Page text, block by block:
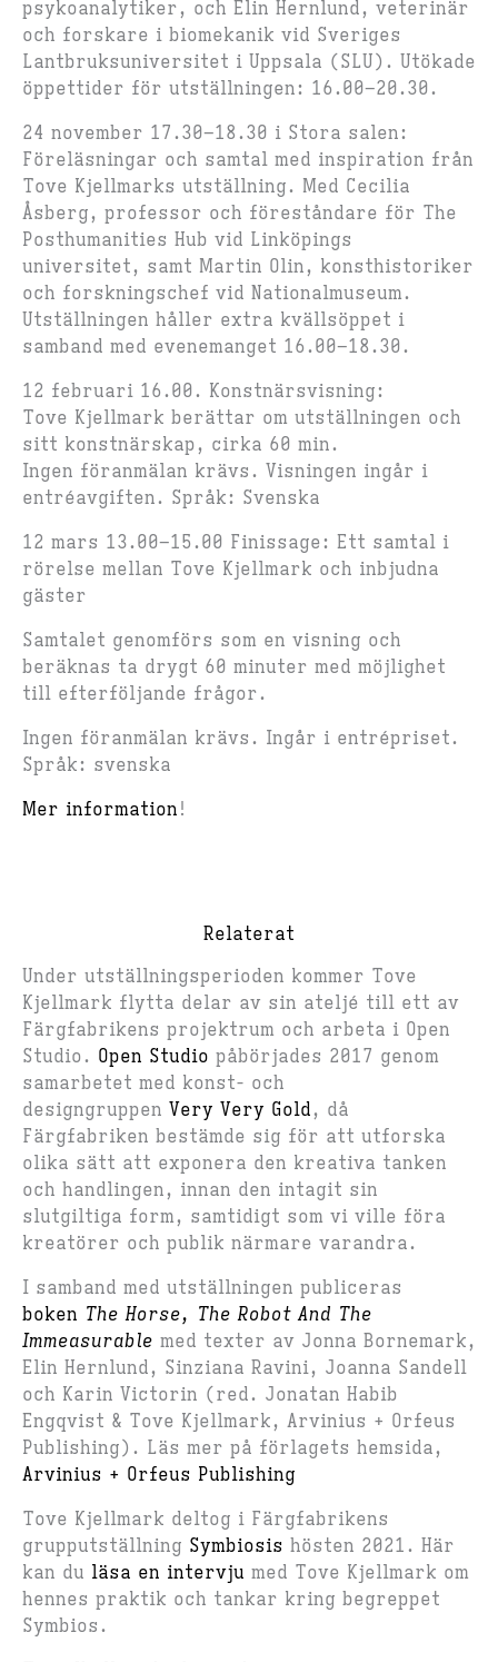
psykoanalytiker, och Elin Hernlund, veterinär
och forskare i biomekanik vid Sveriges
Lantbruksuniversitet i Uppsala (SLU). Utökade
öppettider för utställningen: 16.00–20.30.
24 november 17.30–18.30 i Stora salen:
Föreläsningar och samtal med inspiration från
Tove Kjellmarks utställning. Med Cecilia
Åsberg, professor och föreståndare för The
Posthumanities Hub vid Linköpings
universitet, samt Martin Olin, konsthistoriker
och forskningschef vid Nationalmuseum.
Utställningen håller extra kvällsöppet i
samband med evenemanget 16.00–18.30.
12 februari 16.00. Konstnärsvisning:
Tove Kjellmark berättar om utställningen och
sitt konstnärskap, cirka 60 min.
Ingen föranmälan krävs. Visningen ingår i
entréavgiften. Språk: Svenska
12 mars 13.00–15.00 Finissage: Ett samtal i
rörelse mellan Tove Kjellmark och inbjudna
gäster
Samtalet genomförs som en visning och
beräknas ta drygt 60 minuter med möjlighet
till efterföljande frågor.
Ingen föranmälan krävs. Ingår i entrépriset.
Språk: svenska
Mer information !
Relaterat
Under utställningsperioden kommer Tove
Kjellmark flytta delar av sin ateljé till ett av
Färgfabrikens projektrum och arbeta i Open
Studio. Open Studio påbörjades 2017 genom
samarbetet med konst- och
designgruppen Very Very Gold, då
Färgfabriken bestämde sig för att utforska
olika sätt att exponera den kreativa tanken
och handlingen, innan den intagit sin
slutgiltiga form, samtidigt som vi ville föra
kreatörer och publik närmare varandra.
I samband med utställningen publiceras
boken The Horse, The Robot And The
Immeasurable med texter av Jonna Bornemark,
Elin Hernlund, Sinziana Ravini, Joanna Sandell
och Karin Victorin (red. Jonatan Habib
Engqvist & Tove Kjellmark, Arvinius + Orfeus
Publishing). Läs mer på förlagets hemsida,
Arvinius + Orfeus Publishing
Tove Kjellmark deltog i Färgfabrikens
grupputställning Symbiosis hösten 2021. Här
kan du läsa en intervju med Tove Kjellmark om
hennes praktik och tankar kring begreppet
Symbios.